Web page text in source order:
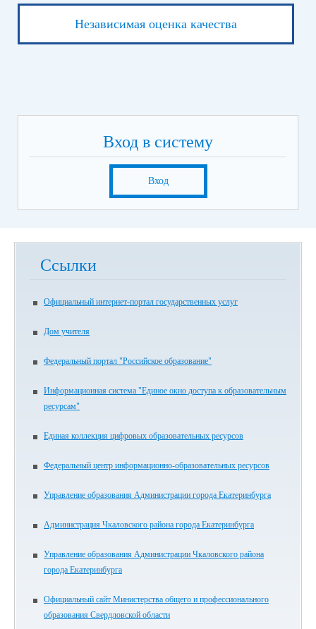
Независимая оценка качества
Вход в систему
Вход
Ссылки
Официальный интернет-портал государственных услуг
Дом учителя
Федеральный портал "Российское образование"
Информационная система "Единое окно доступа к образовательным
ресурсам"
Единая коллекция цифровых образовательных ресурсов
Федеральный центр информационно-образовательных ресурсов
Управление образования Администрации города Екатеринбурга
Администрация Чкаловского района города Екатеринбурга
Управление образования Администрации Чкаловского района
города Екатеринбурга
Официальный сайт Министерства общего и профессионального
образования Свердловской области